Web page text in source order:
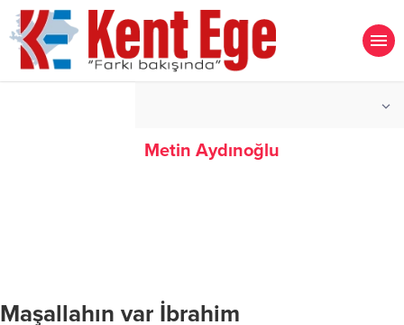
Metin Aydınoğlu
Maşallahın var İbrahim